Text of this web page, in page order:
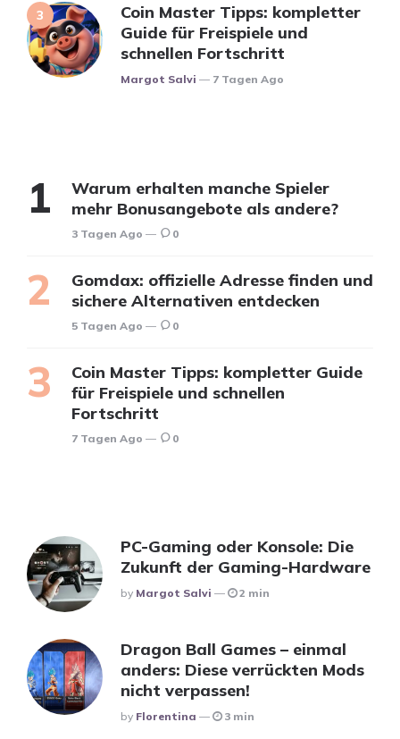
Coin Master Tipps: kompletter
Guide für Freispiele und
schnellen Fortschritt
Posted
Margot Salvi 7 Tagen Ago
Warum erhalten manche Spieler
mehr Bonusangebote als andere?
3 Tagen Ago 0
Gomdax: offizielle Adresse finden und
sichere Alternativen entdecken
5 Tagen Ago 0
Coin Master Tipps: kompletter Guide
für Freispiele und schnellen
Fortschritt
7 Tagen Ago 0
PC-Gaming oder Konsole: Die
Zukunft der Gaming-Hardware
Posted
By Margot Salvi 2 min
Dragon Ball Games – einmal
anders: Diese verrückten Mods
nicht verpassen!
Posted
By Florentina 3 min